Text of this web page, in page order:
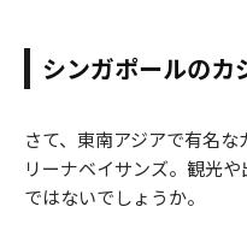
シンガポールのカ
さて、東南アジアで有名
リーナベイサンズ。観光
ではないでしょうか。